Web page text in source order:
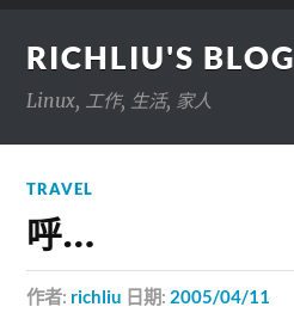
RICHLIU'S BLOG
Linux, 工作, 生活, 家人
TRAVEL
呼…
作者: richliu 日期: 2005/04/11